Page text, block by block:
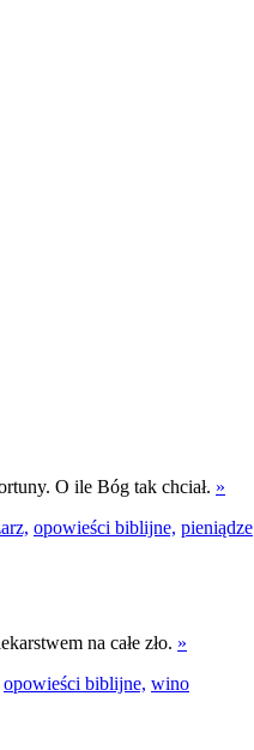
O ile Bóg tak chciał. »
opowieści biblijne, pieniądze
na całe zło. »
opowieści biblijne, wino